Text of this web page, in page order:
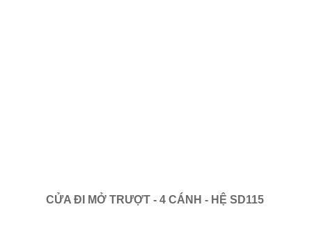
CỬA ĐI MỞ TRƯỢT - 4 CÁNH - HỆ SD115